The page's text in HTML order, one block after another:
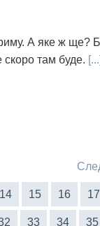
А яке ж ще?
скоро там буде. [...]
14 15 16 17
33 34 35